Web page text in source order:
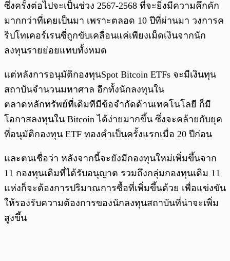
ซึ่งครั้งต่อไปจะเป็นช่วง 2567-2568 ที่จะยิ่งมีความคึกคัก
มากกว่าที่เคยเป็นมา เพราะตลอด 10 ปีที่ผ่านมา วงการค
ริปโทเคอร์เรนซี่ถูกขับเคลื่อนแค่เพียงเม็ดเงินจากนัก
ลงทุนรายย่อยแทบทั้งหมด
แต่หลังการอนุมัติกองทุนSpot Bitcoin ETFs จะมีเงินทุน
สถาบันจำนวนมหาศาล อีกทั้งนักลงทุนใน
ตลาดหลักทรัพย์ที่เดิมทีมีข้อจำกัดด้านเทคโนโลยี ก็มี
โอกาสลงทุนใน Bitcoin ได้ง่ายมากขึ้น ซึ่งจะคล้ายกับยุค
ที่อนุมัติกองทุน ETF ทองคำเป็นครั้งแรกเมื่อ 20 ปีก่อน
และตนเชื่อว่า หลังจากนี้จะยังมีกองทุนใหม่เพิ่มขึ้นจาก
11 กองทุนเดิมที่ได้รับอนุญาต รวมถึงกลุ่มกองทุนเดิม 11
แห่งก็จะต้องการปริมาณการซื้อที่เพิ่มขึ้นด้วย เพื่อแข่งขัน
ให้รองรับความต้องการของนักลงทุนสถาบันที่น่าจะเพิ่ม
สูงขึ้น